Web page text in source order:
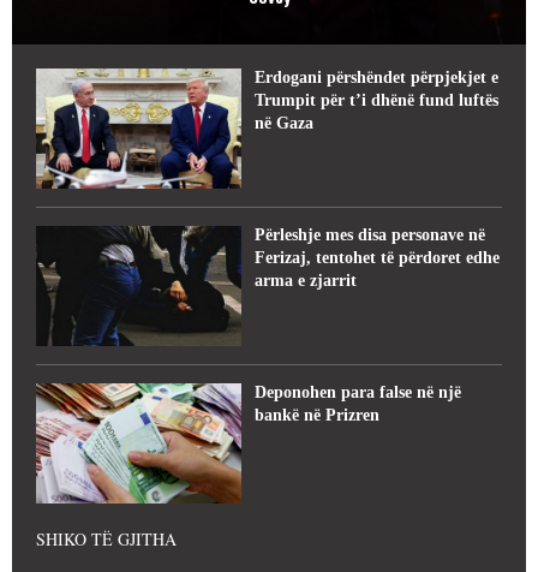
Erdogani përshëndet përpjekjet e
Trumpit për t’i dhënë fund luftës
në Gaza
Përleshje mes disa personave në
Ferizaj, tentohet të përdoret edhe
arma e zjarrit
Deponohen para false në një
bankë në Prizren
SHIKO TË GJITHA